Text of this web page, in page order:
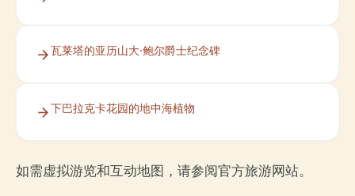
瓦莱塔的亚历山大·鲍尔爵士纪念碑
下巴拉克卡花园的地中海植物
如需虚拟游览和互动地图，请参阅官方旅游网站。